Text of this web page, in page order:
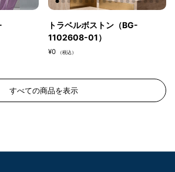
トラベルボストン（BG-
1102608-01）
¥0 （税込）
すべての商品を表示